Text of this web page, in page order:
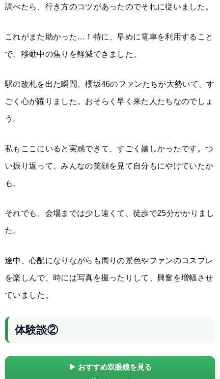
調べたら、行き方のコツがあったのでそれに従いました。
これがまた助かった…！特に、早めに電車を利用すること
で、移動中の焦りを軽減できました。
駅の改札を出た瞬間、櫻坂46のファンたちが大勢いて、す
ごく心が躍りました。おそらく早く来た人たちなのでしょ
う。
私もここにいると実感できて、すごく嬉しかったです。つ
い振り返って、みんなの笑顔を見て自分もにやけていたか
も。
それでも、会場までは少し遠くて、徒歩で25分かかりまし
た。
途中、心配になりながらも周りの景色やファンのコスプレ
を楽しんで、時には写真を撮ったりして、興奮を増幅させ
ていました。
体験談②
▶ おすすめ双眼鏡を見る